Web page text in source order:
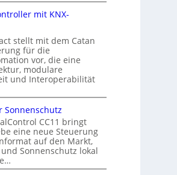
mit KNX-
stellt mit dem Catan
für die
vor, die eine
modulare
und Interoperabilität
Sonnenschutz
CC11 bringt
eine neue Steuerung
auf den Markt,
Sonnenschutz lokal